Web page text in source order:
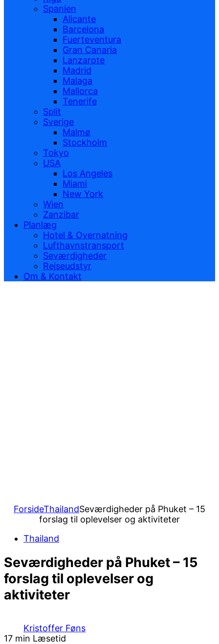
Spanien
Alicante
Barcelona
Fuerteventura
Gran Canaria
Lanzarote
Madrid
Malaga
Mallorca
Tenerife
Split
Sverige
Malmø
Stockholm
Tokyo
USA
Los Angeles
Miami
New York
Wien
Zanzibar
Planlæg
Hotel & Overnatning
Lufthavnstransport
Seværdigheder
Rejseudstyr
Om & Kontakt
ForsideThailandSeværdigheder på Phuket – 15
forslag til oplevelser og aktiviteter
Thailand
Seværdigheder på Phuket – 15
forslag til oplevelser og
aktiviteter
Kristoffer Føns
17 min Læsetid